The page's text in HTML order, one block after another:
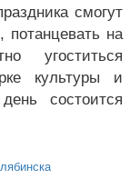
смогут
потанцевать на
угоститься
культуры и
состоится